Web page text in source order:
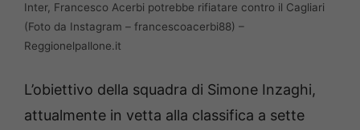
Inter, Francesco Acerbi potrebbe rifiatare contro il Cagliari
(Foto da Instagram – francescoacerbi88) –
Reggionelpallone.it
L’obiettivo della squadra di Simone Inzaghi,
attualmente in vetta alla classifica a sette